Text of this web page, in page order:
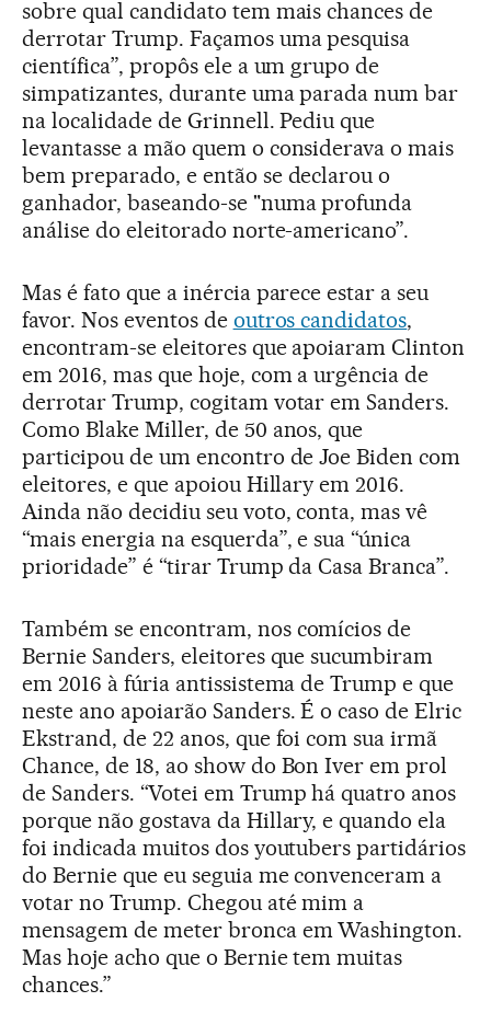
sobre qual candidato tem mais chances de
derrotar Trump. Façamos uma pesquisa
científica”, propôs ele a um grupo de
simpatizantes, durante uma parada num bar
na localidade de Grinnell. Pediu que
levantasse a mão quem o considerava o mais
bem preparado, e então se declarou o
ganhador, baseando-se "numa profunda
análise do eleitorado norte-americano”.
Mas é fato que a inércia parece estar a seu
favor. Nos eventos de outros candidatos,
encontram-se eleitores que apoiaram Clinton
em 2016, mas que hoje, com a urgência de
derrotar Trump, cogitam votar em Sanders.
Como Blake Miller, de 50 anos, que
participou de um encontro de Joe Biden com
eleitores, e que apoiou Hillary em 2016.
Ainda não decidiu seu voto, conta, mas vê
“mais energia na esquerda”, e sua “única
prioridade” é “tirar Trump da Casa Branca”.
Também se encontram, nos comícios de
Bernie Sanders, eleitores que sucumbiram
em 2016 à fúria antissistema de Trump e que
neste ano apoiarão Sanders. É o caso de Elric
Ekstrand, de 22 anos, que foi com sua irmã
Chance, de 18, ao show do Bon Iver em prol
de Sanders. “Votei em Trump há quatro anos
porque não gostava da Hillary, e quando ela
foi indicada muitos dos youtubers partidários
do Bernie que eu seguia me convenceram a
votar no Trump. Chegou até mim a
mensagem de meter bronca em Washington.
Mas hoje acho que o Bernie tem muitas
chances.”